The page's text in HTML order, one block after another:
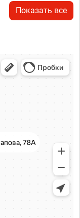
Показать все